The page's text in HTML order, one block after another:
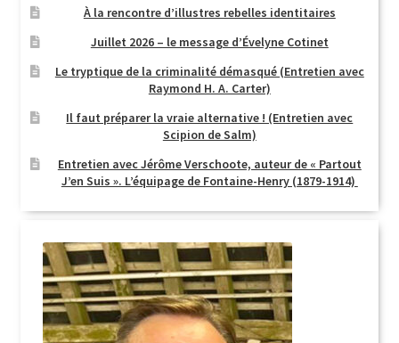
À la rencontre d’illustres rebelles identitaires
Juillet 2026 – le message d’Évelyne Cotinet
Le tryptique de la criminalité démasqué (Entretien avec
Raymond H. A. Carter)
Il faut préparer la vraie alternative ! (Entretien avec
Scipion de Salm)
Entretien avec Jérôme Verschoote, auteur de « Partout
J’en Suis ». L’équipage de Fontaine-Henry (1879-1914)